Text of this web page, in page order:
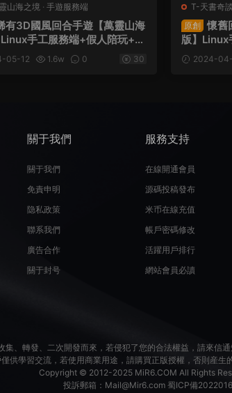
山海之境 · 手遊服務端
有3D國風回合手遊【萬靈山海
手工服務端+假人陪玩+安
端+GM授權後台+運營後台
設教程
05-12 1.6w 0 30
T-天書奇
原創
懷舊
版】Linux
+假人陪
2024-
關于我們
關于我們
免責申明
隐私政策
聯系我們
廣告合作
關于封号
服務支持
在線開通會員
源碼投稿發布
米币在線充值
帳戶密碼修改
活躍用戶排行
網站會員必讀
、轉發、二次開發而來，若侵犯了您的合法權益，請來信
供學習交流，若使用商業用途，請購買正版授權，否則産生
Copyright © 2012-2025 MiR6.COM All Rights
投訴郵箱： Mail@Mir6.com 蜀ICP備